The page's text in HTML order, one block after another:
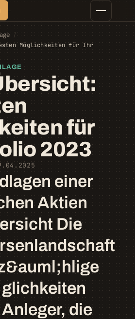
Möglichkeiten für Ihr
für
2023
einer
Aktien
Die
die